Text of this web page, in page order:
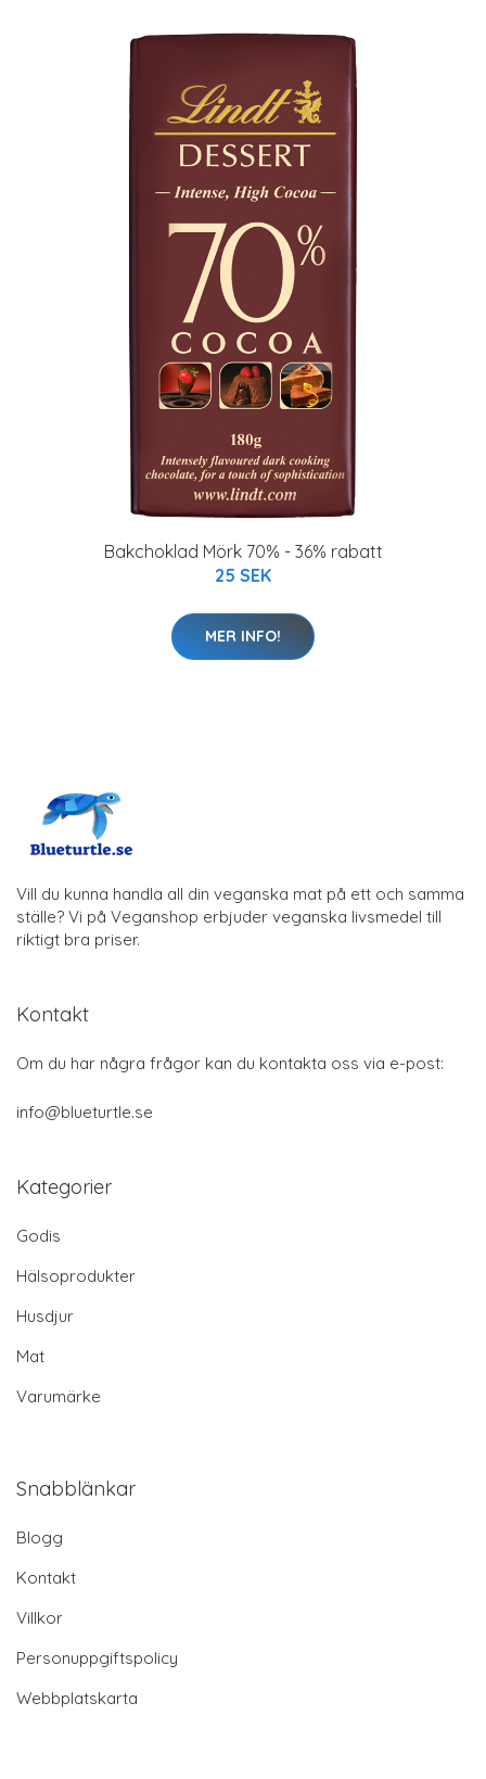
Bakchoklad Mörk 70% - 36% rabatt
25 SEK
MER INFO!
Vill du kunna handla all din veganska mat på ett och samma
ställe? Vi på Veganshop erbjuder veganska livsmedel till
riktigt bra priser.
Kontakt
Om du har några frågor kan du kontakta oss via e-post:
info@blueturtle.se
Kategorier
Godis
Hälsoprodukter
Husdjur
Mat
Varumärke
Snabblänkar
Blogg
Kontakt
Villkor
Personuppgiftspolicy
Webbplatskarta